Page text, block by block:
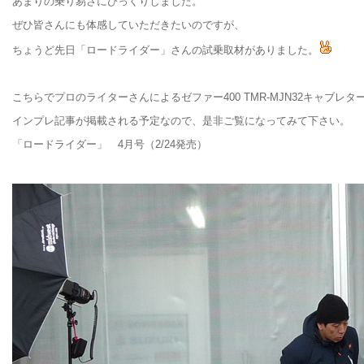
ぜひ皆さんにも体感していただきたいのですが、
ちょうど先日「ロードライダー」さんの試乗取材がありました。
こちらでプロのライターさんによるゼファー400 TMR-MJN32キャブレタ
インプレ記事が掲載される予定なので、是非ご覧になってみて下さい。
「ロードライダー」 4月号（2/24発売）